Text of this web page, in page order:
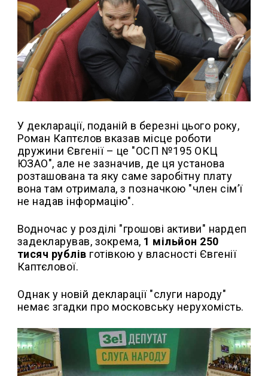
У декларації, поданій в березні цього року,
Роман Каптєлов вказав місце роботи
дружини Євгенії – це "ОСП №195 ОКЦ
ЮЗАО", але не зазначив, де ця установа
розташована та яку саме заробітну плату
вона там отримала, з позначкою "член сім’ї
не надав інформацію".
Водночас у розділі "грошові активи" нардеп
задекларував, зокрема, 1 мільйон 250
тисяч рублів готівкою у власності Євгенії
Каптєлової.
Однак у новій декларації "слуги народу"
немає згадки про московську нерухомість.